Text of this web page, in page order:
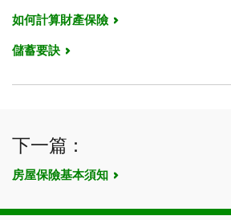
如何計算財產保險
儲蓄要訣
下一篇：
房屋保險基本須知